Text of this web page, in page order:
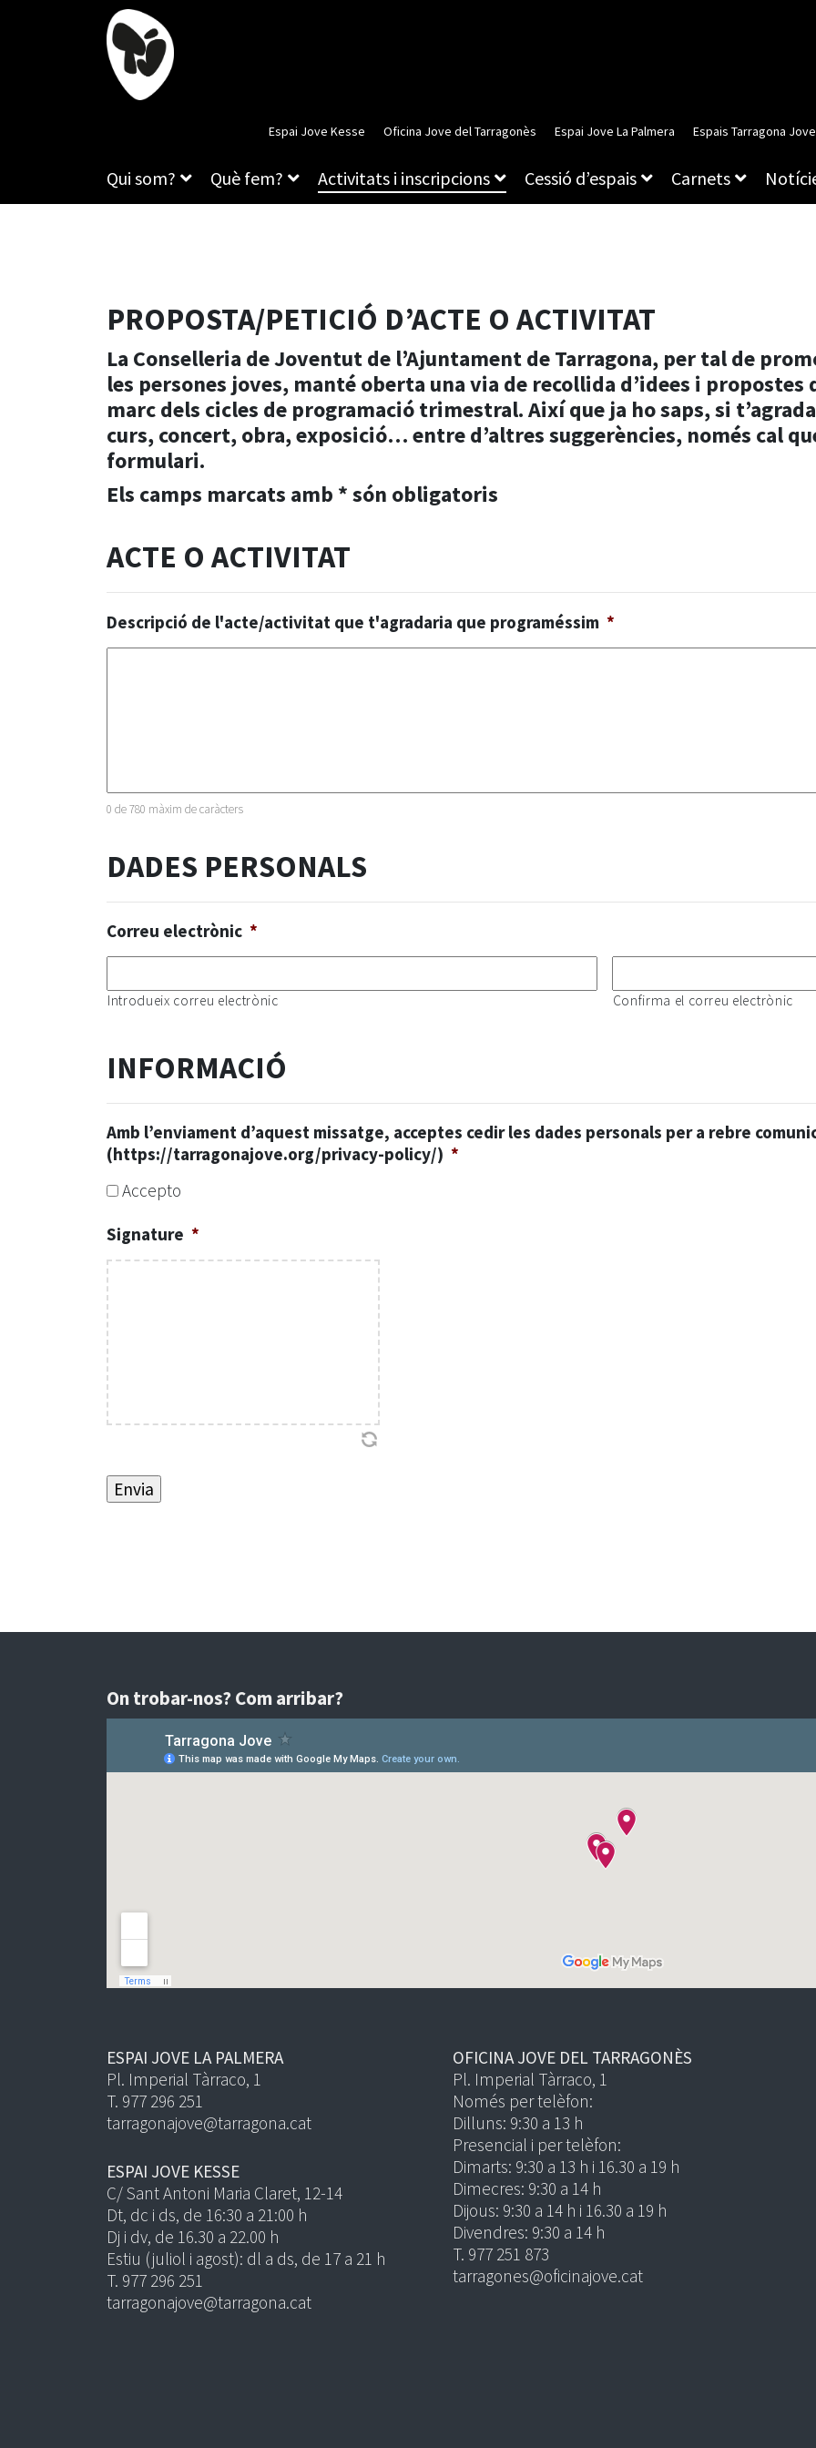
Espai Jove Kesse Oficina Jove del Tarragonès Espai Jove La Palmera Espais Tarragona Jove
Qui som? Què fem? Activitats i inscripcions Cessió d’espais Carnets
PROPOSTA/PETICIÓ D’ACTE O ACTIVITAT
La Conselleria de Joventut de l’Ajuntament de Tarragona, per tal de
les persones joves, manté oberta una via de recollida d’idees i
marc dels cicles de programació trimestral. Així que ja ho saps, si
curs, concert, obra, exposició… entre d’altres suggerències, només cal
formulari.
Els camps marcats amb * són obligatoris
ACTE O ACTIVITAT
Descripció de l'acte/activitat que t'agradaria que programéssim *
0 de 780 màxim de caràcters
DADES PERSONALS
Correu electrònic *
Introdueix correu electrònic Confirma el correu electrònic
INFORMACIÓ
Amb l’enviament d’aquest missatge, acceptes cedir les dades personals per a rebre
(https://tarragonajove.org/privacy-policy/) *
Accepto
Signature *
On trobar-nos? Com arribar?
ESPAI JOVE LA PALMERA
Pl. Imperial Tàrraco, 1
T. 977 296 251
tarragonajove@tarragona.cat
ESPAI JOVE KESSE
C/ Sant Antoni Maria Claret, 12-14
Dt, dc i ds, de 16:30 a 21:00 h
Dj i dv, de 16.30 a 22.00 h
Estiu (juliol i agost): dl a ds, de 17 a 21 h
T. 977 296 251
tarragonajove@tarragona.cat
OFICINA JOVE DEL TARRAGONÈS
Pl. Imperial Tàrraco, 1
Només per telèfon:
Dilluns: 9:30 a 13 h
Presencial i per telèfon:
Dimarts: 9:30 a 13 h i 16.30 a 19 h
Dimecres: 9:30 a 14 h
Dijous: 9:30 a 14 h i 16.30 a 19 h
Divendres: 9:30 a 14 h
T. 977 251 873
tarragones@oficinajove.cat